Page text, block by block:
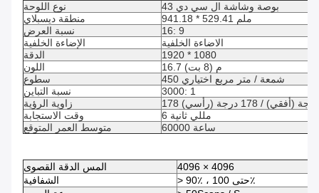
نوع اللوحة
43 بوصة وشاشة ال سي دي
منطقة ديسبلاي
941.18 * 529.41 ملم
نسبة العرض
16: 9
الإضاءة الخلفية
الاضاءة الخلفية
الدقة
1920 * 1080
اللون
16.7 م (8 بت)
سطوع
450 شمعة / متر مربع اختياري
نسبة التباين
3000: 1
زاوية الرؤية
178 درجة (أفقي) / 178 درجة (رأسي)
وقت الاستجابة
6 مللي ثانية
متوسط ​​العمر المتوقع
60000 ساعة
المس الدقة القصوى
4096 × 4096
الشفافية
> 90٪ ، حتى 100٪